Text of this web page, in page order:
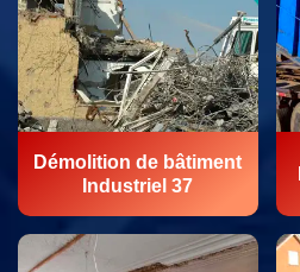
Démolition de bâtiment
Industriel 37